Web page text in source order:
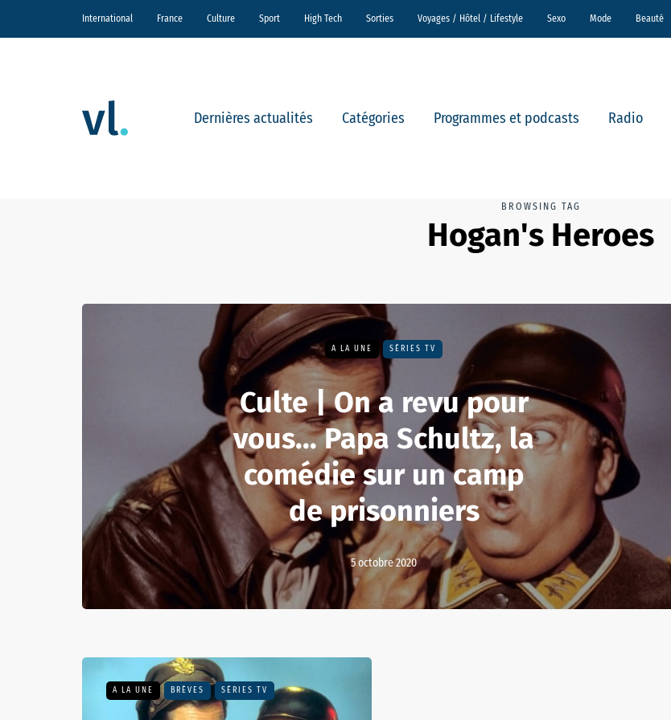
International France Culture Sport High Tech Sorties Voyages / Hôtel / Lifestyle Sexo Mode Beauté
Dernières actualités Catégories Programmes et podcasts Radio
BROWSING TAG
Hogan's Heroes
A LA UNE SÉRIES TV
Culte | On a revu pour
vous... Papa Schultz, la
comédie sur un camp
de prisonniers
5 octobre 2020
A LA UNE BRÈVES SÉRIES TV